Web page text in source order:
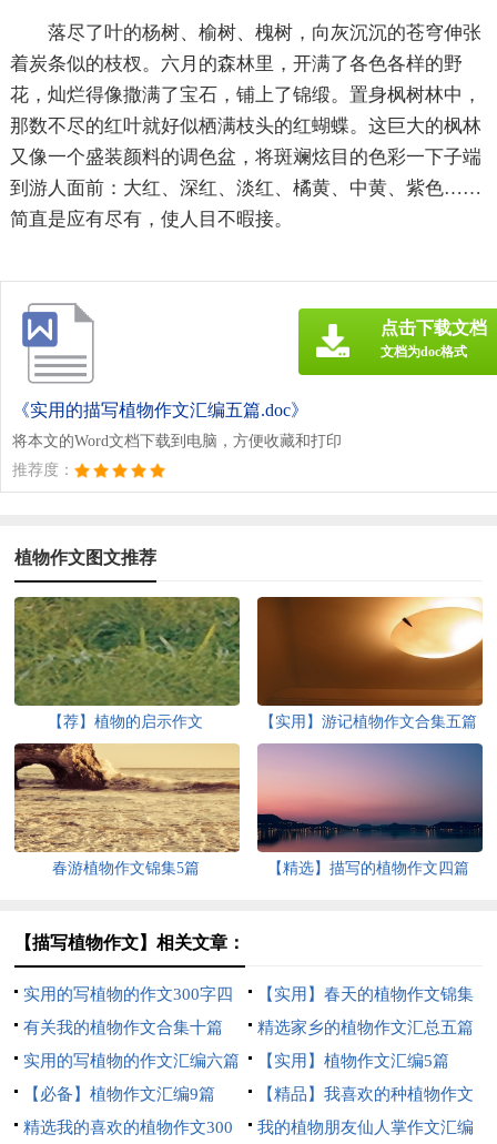
落尽了叶的杨树、榆树、槐树，向灰沉沉的苍穹伸张
着炭条似的枝杈。六月的森林里，开满了各色各样的野
花，灿烂得像撒满了宝石，铺上了锦缎。置身枫树林中，
那数不尽的红叶就好似栖满枝头的红蝴蝶。这巨大的枫林
又像一个盛装颜料的调色盆，将斑斓炫目的色彩一下子端
到游人面前：大红、深红、淡红、橘黄、中黄、紫色……
简直是应有尽有，使人目不暇接。
《实用的描写植物作文汇编五篇.doc》
将本文的Word文档下载到电脑，方便收藏和打印
推荐度：
点击下载文档
文档为doc格式
植物作文图文推荐
【荐】植物的启示作文 【实用】游记植物作文合集五篇
春游植物作文锦集5篇 【精选】描写的植物作文四篇
【描写植物作文】相关文章：
实用的写植物的作文300字四
篇
【实用】春天的植物作文锦集
7篇
有关我的植物作文合集十篇
精选家乡的植物作文汇总五篇
实用的写植物的作文汇编六篇
【实用】植物作文汇编5篇
【必备】植物作文汇编9篇
【精品】我喜欢的种植物作文
300字4篇
精选我的喜欢的植物作文300 我的植物朋友仙人掌作文汇编